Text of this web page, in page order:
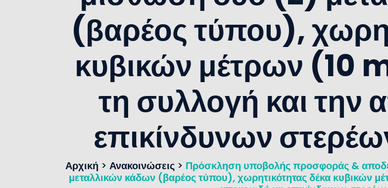
(βαρέος τύπου),
κυβικών μέτρων (10
τη συλλογή και την
επικίνδυνων
Αρχική > Ανακοινώσεις > Πρόσκληση υποβολής προσφοράς &
μεταλλικών κάδων (βαρέος τύπου), χωρητικότητας δέκα κυβικών